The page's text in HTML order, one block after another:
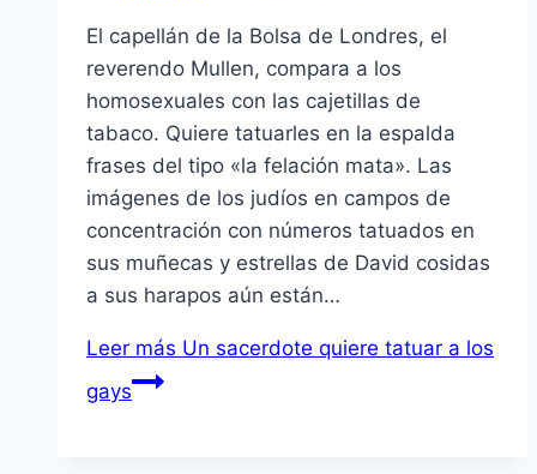
El capellán de la Bolsa de Londres, el
reverendo Mullen, compara a los
homosexuales con las cajetillas de
tabaco. Quiere tatuarles en la espalda
frases del tipo «la felación mata». Las
imágenes de los judí­os en campos de
concentración con números tatuados en
sus muñecas y estrellas de David cosidas
a sus harapos aún están…
Leer más Un sacerdote quiere tatuar a los
gays